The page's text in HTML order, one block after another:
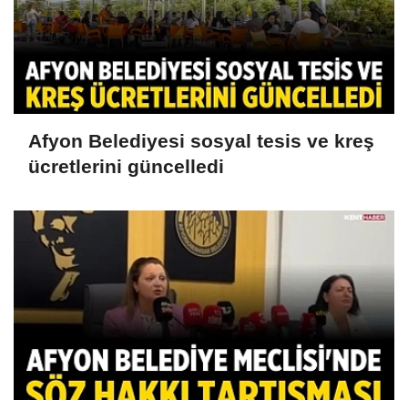
Afyon Belediyesi sosyal tesis ve kreş
ücretlerini güncelledi